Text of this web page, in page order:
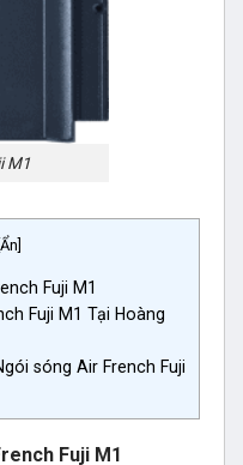
M1
Ẩn
Fuji M1
Fuji M1 Tại Hoàng
sóng Air French Fuji
Fuji M1